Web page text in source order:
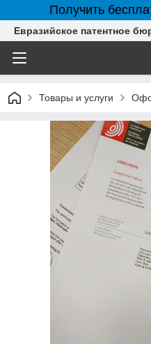
Получить
Евразийское патентное
Товары и услуги